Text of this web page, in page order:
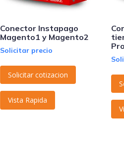
Conector Instapago
Magento1 y Magento2
Solicitar precio
Solicitar cotizacion
Vista Rapida